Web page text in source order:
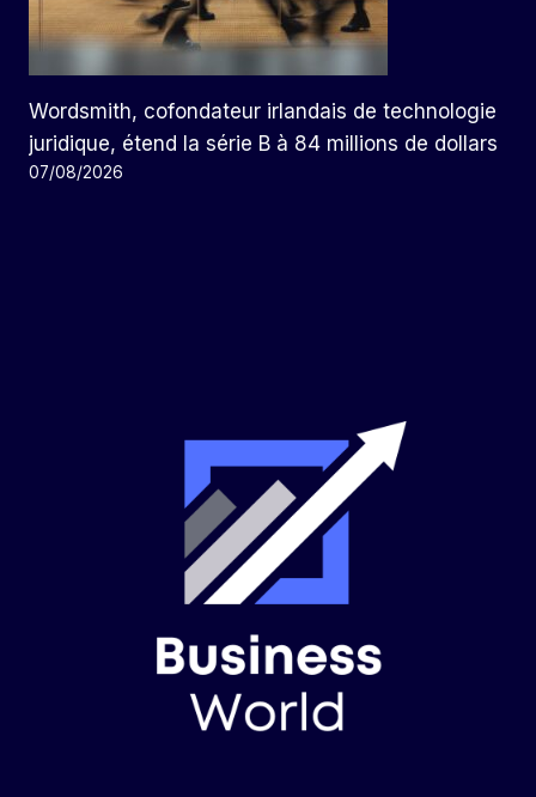
Wordsmith, cofondateur irlandais de technologie
juridique, étend la série B à 84 millions de dollars
07/08/2026